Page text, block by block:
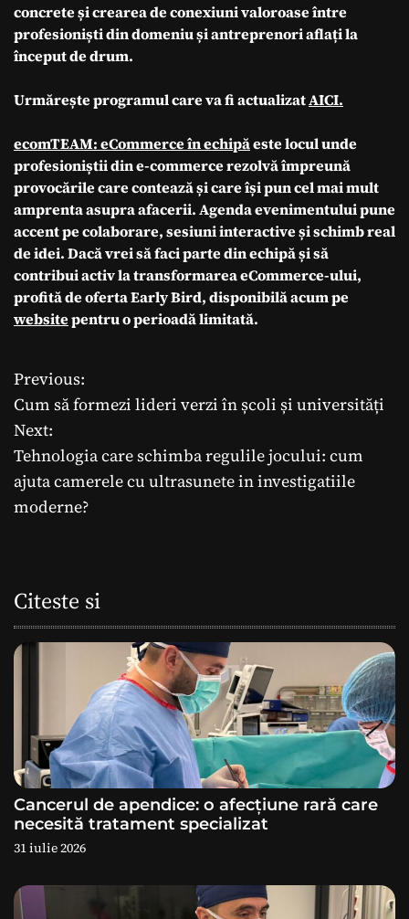
concrete și crearea de conexiuni valoroase între
profesioniști din domeniu și antreprenori aflați la
început de drum.
Urmărește programul care va fi actualizatAICI.
ecomTEAM: eCommerce în echipăeste locul unde
profesioniștii din e-commerce rezolvă împreună
provocările care contează și care își pun cel mai mult
amprenta asupra afacerii. Agenda evenimentului pune
accent pe colaborare, sesiuni interactive și schimb real
de idei. Dacă vrei să faci parte dinechipăși să
contribui activ la transformarea eCommerce-ului,
profită de oferta Early Bird, disponibilă acum pe
websitepentru o perioadă limitată.
N
a
v
i
r
e
a
r
t
i
Previous:
Cum să formezi lideri verzi în școli și universități
Next:
Tehnologia care schimba regulile jocului: cum
ajuta camerele cu ultrasunete in investigatiile
moderne?
Citeste si
Cancerul de apendice: o afecțiune rară care
necesită tratament specializat
31 iulie 2026